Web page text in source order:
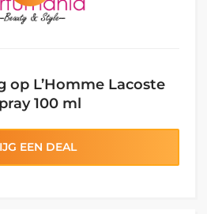
op L’Homme Lacoste
100 ml
EEN DEAL